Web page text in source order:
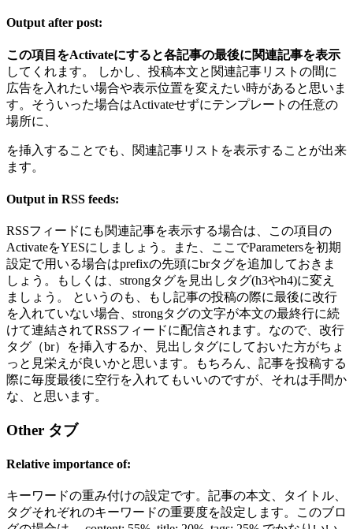
Output after post:
この項目をActivateにすると各記事の最後に関連記事を表示
してくれます。 しかし、投稿本文と関連記事リストの間に
広告を入れたい場合や表示位置を変えたい時があると思いま
す。そういった場合はActivateせずにテンプレートの任意の
場所に、
を挿入することでも、関連記事リストを表示することが出来
ます。
Output in RSS feeds:
RSSフィードにも関連記事を表示する場合は、この項目の
ActivateをYESにしましょう。また、ここでParametersを初期
設定で用いる場合はprefixの先頭にbrタグを追加しておきま
しょう。もしくは、strongタグを見出しタグ(h3やh4)に変え
ましょう。 というのも、もし記事の投稿の際に最後に改行
を入れていない場合、strongタグの文字が本文の最終行に続
けて連結されてRSSフィードに配信されます。なので、改行
タグ（br）を挿入するか、見出しタグにしておいた方がちょ
っと見栄えが良いかと思います。もちろん、記事を投稿する
際に毎度最後に空行を入れてもいいのですが、それは手間か
な、と思います。
Other タブ
Relative importance of:
キーワードの重み付けの設定です。記事の本文、タイトル、
タグそれぞれのキーワードの重要度を設定します。このブロ